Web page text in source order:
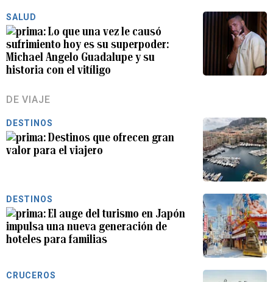
SALUD
Lo que una vez le causó
sufrimiento hoy es su superpoder:
Michael Angelo Guadalupe y su
historia con el vitíligo
DE VIAJE
DESTINOS
Destinos que ofrecen gran
valor para el viajero
DESTINOS
El auge del turismo en Japón
impulsa una nueva generación de
hoteles para familias
CRUCEROS